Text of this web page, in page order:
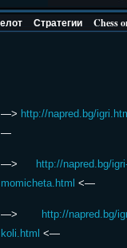
Стратегии Chess
—> http://napred.bg/
—
—>
http://napred.bg/
momicheta.html <—
—>
http://napred.bg/
koli.html <—